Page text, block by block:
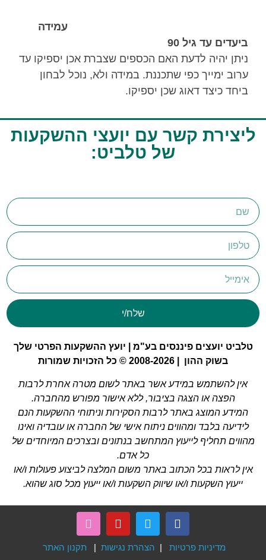
עמידה
ביעדים עד גיל 90
ניתן יהיה לדעת האם הכספים שצברת אכן יספיקו עד
ערוב ימייך כפי שתכננת. במידה ולא, נוכל לבחון
ביחד כיצד דאוג שכן יספיקו.
ליצירת קשר עם יועצי ההשקעות
של טלביט:​
שלח/י
טלביט יועצים פיננסים בע"מ | יועץ ההשקעות הפרטי שלך
בשוק ההון | 2008-2026 © כל הזכויות שמורות
אין להשתמש במידע אשר באתר לשום מטרה אחרת לרבות
הפצה או הצגה בציבור, ללא אישור מפורש מהחברה.
המידע המוצג באתר לרבות הסקירות וניתוחי ההשקעות הנם
לידיעה בלבד ומהווים ניתוח אישי של החברה או עובדיה ואינו
מהווים תחליף לייעוץ המתחשב בנתונים ובצרכים המיוחדים של
כל אדם.
אין לראות בכל הכתוב באתר משום המלצה לביצוע פעולות ו/או
ייעוץ השקעות ו/או שיווק השקעות ו/או ייעוץ מכל סוג שהוא.
מדיניות פרטיות | הצהרת נגישות | תקנון האתר